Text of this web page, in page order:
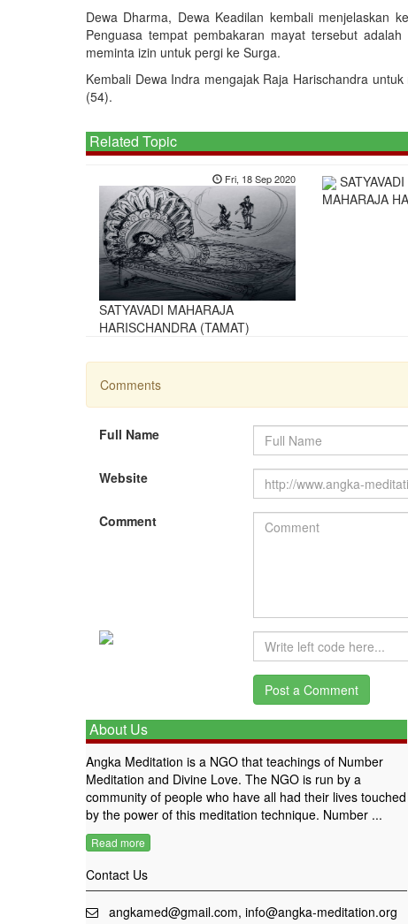
Dewa Dharma, Dewa Keadilan kembali menjelaskan
Penguasa tempat pembakaran mayat tersebut
meminta izin untuk pergi ke Surga.
Kembali Dewa Indra mengajak Raja Harischandra
(54).
Related Topic
Fri, 18 Sep 2020
SATYAVADI MAHARAJA
HARISCHANDRA (TAMAT)
SATYAVADI
MAHARAJA
Comments
Full Name
Website
Comment
About Us
Angka Meditation is a NGO that teachings of Number
Meditation and Divine Love. The NGO is run by a
community of people who have all had their lives touched
by the power of this meditation technique. Number ...
Read more
Contact Us
angkamed@gmail.com, info@angka-meditation.org